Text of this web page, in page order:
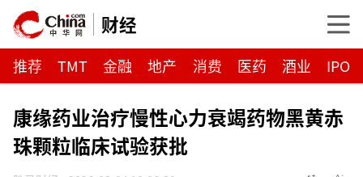
财经
推荐 TMT 金融 地产 消费 医药 酒业 IPO
康缘药业治疗慢性心力衰竭药物黑黄赤
珠颗粒临床试验获批